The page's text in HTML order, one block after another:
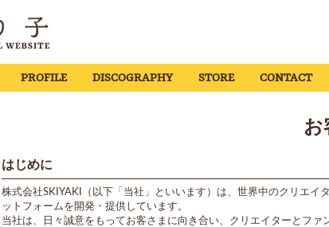
PROFILE DISCOGRAPHY STORE CONTACT
お
はじめに
株式会社SKIYAKI（以下「当社」といいます）は、世界中のクリエ
ットフォームを開発・提供しています。
当社は、日々誠意をもってお客さまに向き合い、クリエイターとファ